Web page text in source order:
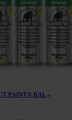
PAINT® RAL –